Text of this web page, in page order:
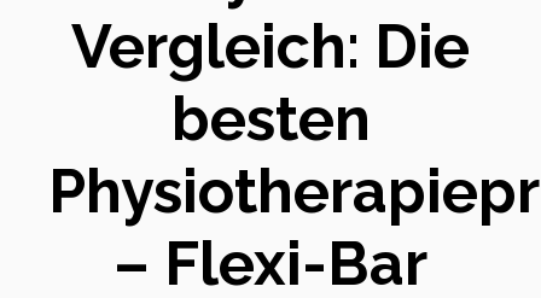
Vergleich: Die
besten
– Flexi-Bar